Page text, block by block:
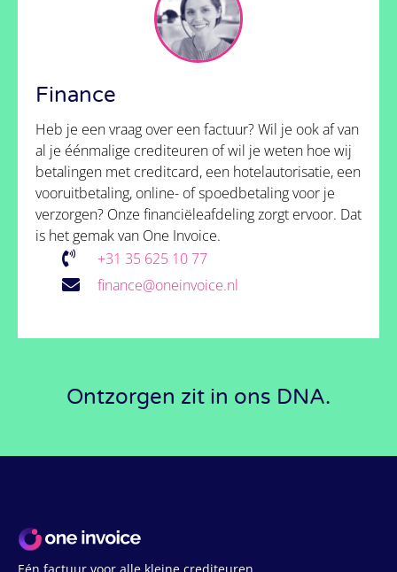
Finance
Heb je een vraag over een factuur? Wil je ook af van
al je éénmalige crediteuren of wil je weten hoe wij
betalingen met creditcard, een hotelautorisatie, een
vooruitbetaling, online- of spoedbetaling voor je
verzorgen? Onze financiëleafdeling zorgt ervoor. Dat
is het gemak van One Invoice.
‭+31 35 625 10 77
finance@oneinvoice.nl
Ontzorgen zit in ons DNA.